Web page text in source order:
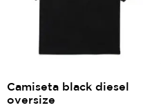
Camiseta black diesel
oversize